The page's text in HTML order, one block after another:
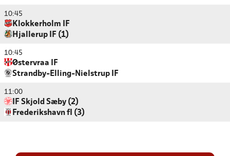
10:45
Klokkerholm IF
Hjallerup IF (1)
10:45
Østervraa IF
Strandby-Elling-Nielstrup IF
11:00
IF Skjold Sæby (2)
Frederikshavn fI (3)